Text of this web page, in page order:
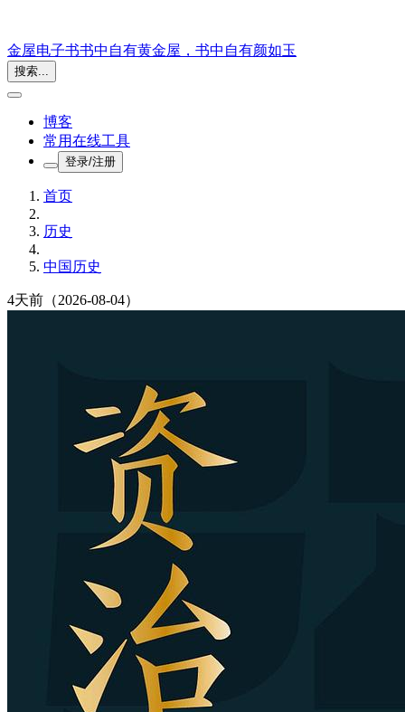
金屋电子书书中自有黄金屋，书中自有颜如玉
搜索...
博客
常用在线工具
登录/注册
首页
历史
中国历史
4天前 （2026-08-04）